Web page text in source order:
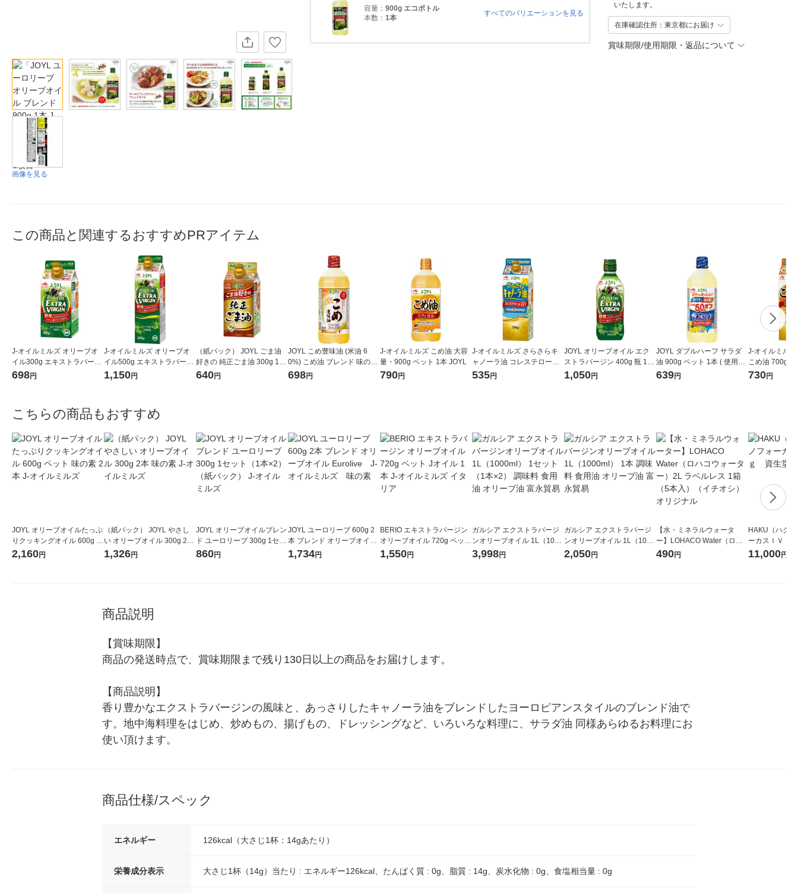
画像を見る
容量： 900g エコボトル
本数： 1本
すべてのバリエーションを見る
いたします。
在庫確認住所：東京都にお届け
賞味期限/使用期限・返品について
この商品と関連するおすすめPRアイテム
J-オイルミルズ オリーブオ
イル300g エキストラバージ
ン スペイン産オリーブ100%
698円
J-オイルミルズ オリーブオ
イル500g エキストラバージ
ン スペイン産オリーブ100%
1本（紙パック） JOYL
1,150円
（紙パック） JOYL ごま油
好きの 純正ごま油 300g 1本
味の素 J-オイルミルズ
640円
JOYL こめ豊味油 (米油 6
0%) こめ油 ブレンド 味の素
J-オイルミルズ 900g ペット
698円
J-オイルミルズ こめ油 大容
量・900g ペット 1本 JOYL
790円
J-オイルミルズ さらさらキ
ャノーラ油 コレステロール
ゼロ 700g 1本 （紙パック）
535円
JOYL オリーブオイル エク
ストラバージン 400g 瓶 1本
( オリーブオイル 100％ ) J-
オイルミルズ
1,050円
JOYL ダブルハーフ サラダ
油 900g ペット 1本 ( 使用量
1/2 コレステロール0 ) 味の
639円
J-オイルミル
こめ油 700g 1
ク）米油 JOYL
730円
こちらの商品もおすすめ
JOYL オリーブオイルたっぷ
りクッキングオイル 600g ペ
ット 味の素 2本 J-オイルミ
ルズ
2,160円
（紙パック） JOYL やさし
い オリーブオイル 300g 2本
味の素 J-オイルミルズ
1,326円
JOYL オリーブオイルブレン
ド ユーロリーブ 300g 1セッ
ト（1本×2）（紙パック） J-
860円
JOYL ユーロリーブ 600g 2
本 ブレンド オリーブオイル
Eurolive J-オイルミルズ
味の素
1,734円
BERIO エキストラバージン
オリーブオイル 720g ペット
Jオイル 1本 J-オイルミルズ
イタリア
1,550円
ガルシア エクストラバージ
ンオリーブオイル 1L（1000
ml） 1セット（1本×2） 調味
料 食用油 オリーブ油 富永貿
3,998円
ガルシア エクストラバージ
ンオリーブオイル 1L（1000
ml） 1本 調味料 食用油 オリ
ーブ油 富永貿易
2,050円
【水・ミネラルウォータ
ー】LOHACO Water（ロハ
コウォーター）2L ラベルレ
490円
HAKU（ハク
ーカスＩＶ
堂 おまけ付き
11,000円
商品説明
【賞味期限】
商品の発送時点で、賞味期限まで残り130日以上の商品をお届けします。
【商品説明】
香り豊かなエクストラバージンの風味と、あっさりしたキャノーラ油をブレンドしたヨーロピアンスタイルのブレンド油で
す。地中海料理をはじめ、炒めもの、揚げもの、ドレッシングなど、いろいろな料理に、サラダ油 同様あらゆるお料理にお
使い頂けます。
商品仕様/スペック
エネルギー 126kcal（大さじ1杯：14gあたり）
栄養成分表示 大さじ1杯（14g）当たり : エネルギー126kcal、たんぱく質 : 0g、脂質 : 14g、炭水化物 : 0g、食塩相当量 : 0g